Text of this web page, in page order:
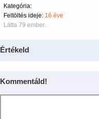
Kategória:
Feltöltés ideje: 16 éve
Látta 79 ember.
Értékeld
Kommentáld!